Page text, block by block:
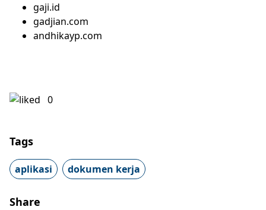
gaji.id
gadjian.com
andhikayp.com
0
Tags
aplikasi dokumen kerja
Share